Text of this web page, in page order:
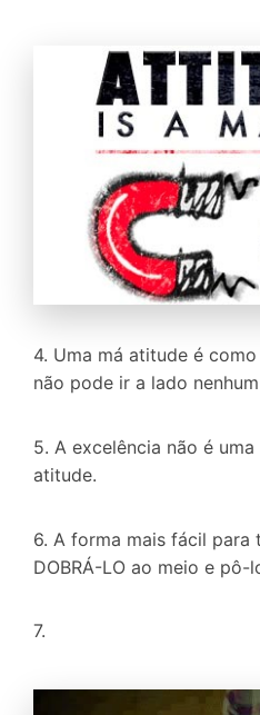
4. Uma má atitude é
não pode ir a lado
5. A excelência não é
atitude.
6. A forma mais fácil para
DOBRÁ-LO ao meio e
7.